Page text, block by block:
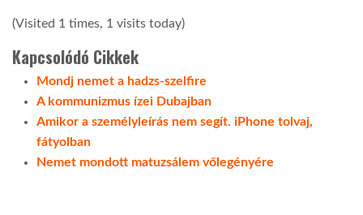
GLOBOZSARU
DOBRAVERO.HU
LATIMO.HU
(Visited 1 times, 1 visits today)
Kapcsolódó Cikkek
Mondj nemet a hadzs-szelfire
A kommunizmus ízei Dubajban
Amikor a személyleírás nem segít. iPhone tolvaj,
fátyolban
Nemet mondott matuzsálem vőlegényére